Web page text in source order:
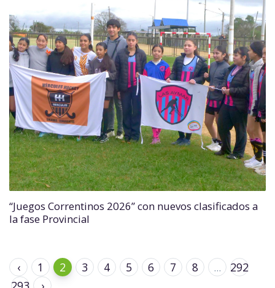
“Juegos Correntinos 2026” con nuevos clasificados a
la fase Provincial
‹ 1 2 3 4 5 6 7 8 ...
292